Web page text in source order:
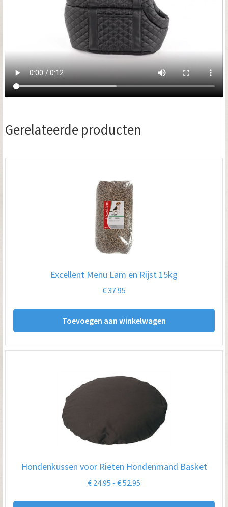
Gerelateerde producten
Excellent Menu Lam en Rijst 15kg
€37.95
Toevoegen aan winkelwagen
Hondenkussen voor Rieten Hondenmand Basket
€ 24.95 - €52.95
Dit